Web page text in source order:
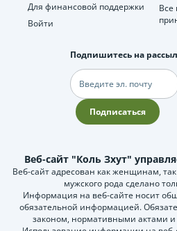
Для финансовой поддержки
Войти
Все
Подпишитесь на
Электронная
почта
Подписаться
Веб-сайт "Коль Зхут"
Веб-сайт адресован как женщинам,
мужского рода сделано
Информация на веб-сайте носит
обязательной информацией.
законом, нормативными актами